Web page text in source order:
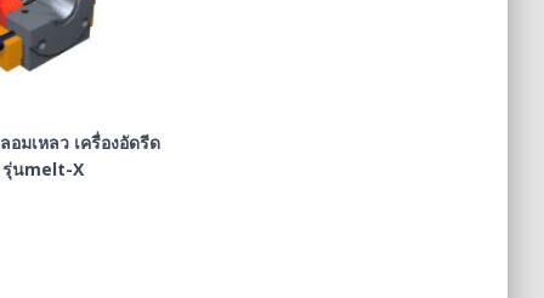
อมเหลว เครื่องอัดรีด
รุ่นmelt-X